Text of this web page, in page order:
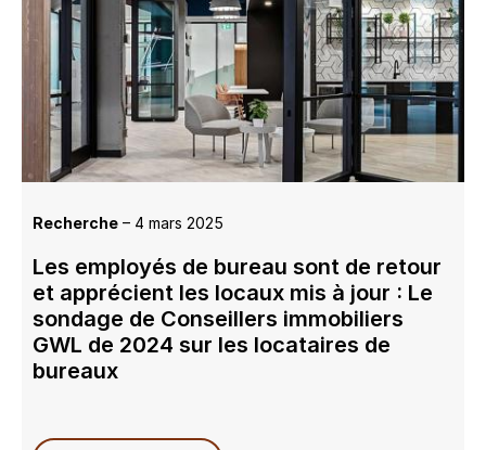
Les employés de bureau sont de retour
et apprécient les locaux mis à jour : Le
sondage de Conseillers immobiliers
GWL de 2024 sur les locataires de
bureaux
Recherche – 4 mars 2025